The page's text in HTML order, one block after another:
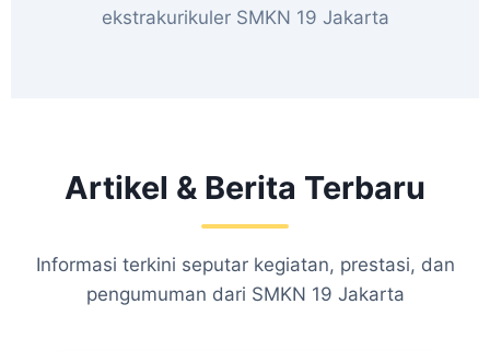
ekstrakurikuler SMKN 19 Jakarta
Artikel & Berita Terbaru
Informasi terkini seputar kegiatan, prestasi, dan
pengumuman dari SMKN 19 Jakarta